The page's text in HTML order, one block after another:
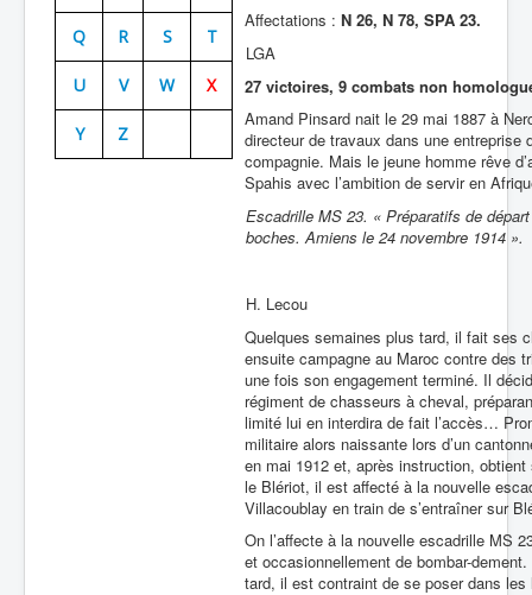
Les As
Q R S T
U V W X
Y Z
Affectations : N 26, N 78, SPA 23.
LGA
27 victoires, 9 combats non
Amand Pinsard nait le 29 mai 1887 à
directeur de travaux dans une entreprise
compagnie. Mais le jeune homme rêve
Spahis avec l’ambition de servir en
Escadrille MS 23. « Préparatifs de
boches. Amiens le 24 novembre 1914 ».
H. Lecou
Quelques semaines plus tard, il fait ses
ensuite campagne au Maroc contre des
une fois son engagement terminé. Il
régiment de chasseurs à cheval,
limité lui en interdira de fait l’accès…
militaire alors naissante lors d’un
en mai 1912 et, après instruction,
le Blériot, il est affecté à la nouvelle
Villacoublay en train de s’entraîner sur
On l’affecte à la nouvelle escadrille MS
et occasionnellement de bombar-
tard, il est contraint de se poser dans